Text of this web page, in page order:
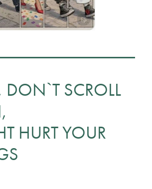
DON`T SCROLL
HURT YOUR